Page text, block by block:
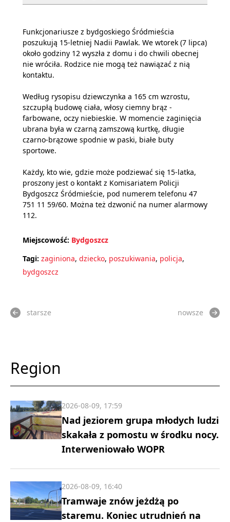
Funkcjonariusze z bydgoskiego Śródmieścia
poszukują 15-letniej Nadii Pawlak. We wtorek (7 lipca)
około godziny 12 wyszła z domu i do chwili obecnej
nie wróciła. Rodzice nie mogą też nawiązać z nią
kontaktu.
Według rysopisu dziewczynka a 165 cm wzrostu,
szczupłą budowę ciała, włosy ciemny brąz -
farbowane, oczy niebieskie. W momencie zaginięcia
ubrana była w czarną zamszową kurtkę, długie
czarno-brązowe spodnie w paski, białe buty
sportowe.
Każdy, kto wie, gdzie może podziewać się 15-latka,
proszony jest o kontakt z Komisariatem Policji
Bydgoszcz Śródmieście, pod numerem telefonu 47
751 11 59/60. Można też dzwonić na numer alarmowy
112.
Miejscowość: Bydgoszcz
Tagi: zaginiona, dziecko, poszukiwania, policja,
bydgoszcz
starsze nowsze
Region
Nad jeziorem grupa młodych ludzi
skakała z pomostu w środku nocy.
Interweniowało WOPR
2026-08-09, 17:59
Tramwaje znów jeżdżą po
staremu. Koniec utrudnień na
2026-08-09, 16:40